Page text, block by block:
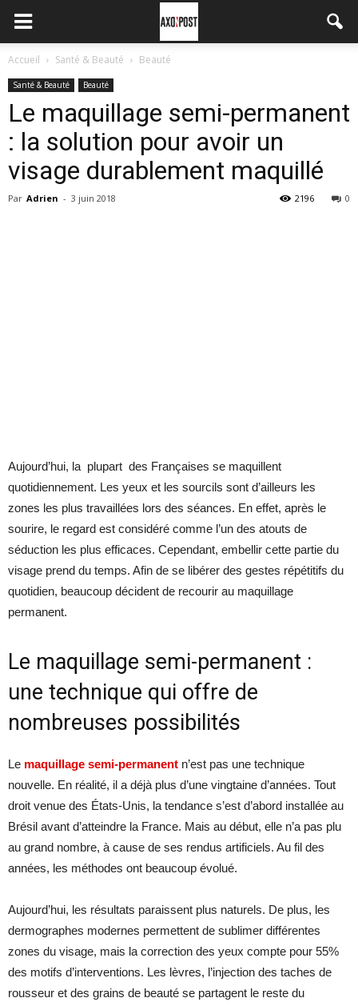
Accueil Santé & Beauté Beauté
Santé & Beauté Beauté
Le maquillage semi-permanent
: la solution pour avoir un
visage durablement maquillé
Par Adrien - 3 juin 2018 0
2196
Aujourd’hui, la plupart des Françaises se maquillent
quotidiennement. Les yeux et les sourcils sont d’ailleurs les
zones les plus travaillées lors des séances. En effet, après le
sourire, le regard est considéré comme l’un des atouts de
séduction les plus efficaces. Cependant, embellir cette partie du
visage prend du temps. Afin de se libérer des gestes répétitifs du
quotidien, beaucoup décident de recourir au maquillage
permanent.
Le maquillage semi-permanent :
une technique qui offre de
nombreuses possibilités
Le maquillage semi-permanent n’est pas une technique
nouvelle. En réalité, il a déjà plus d’une vingtaine d’années. Tout
droit venue des États-Unis, la tendance s’est d’abord installée au
Brésil avant d’atteindre la France. Mais au début, elle n’a pas plu
au grand nombre, à cause de ses rendus artificiels. Au fil des
années, les méthodes ont beaucoup évolué.
Aujourd’hui, les résultats paraissent plus naturels. De plus, les
dermographes modernes permettent de sublimer différentes
zones du visage, mais la correction des yeux compte pour 55%
des motifs d’interventions. Les lèvres, l’injection des taches de
rousseur et des grains de beauté se partagent le reste du